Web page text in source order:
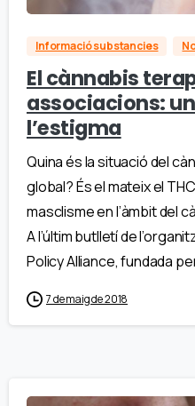
Informació substancies
El cànnabis
associacions:
l’estigma
Quina és la situació del
global? És el mateix el
masclisme en l’àmbit del
A l’últim butlletí de
Policy Alliance, fundada
7 de maig de 2018